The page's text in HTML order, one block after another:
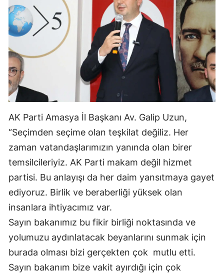
AK Parti Amasya İl Başkanı Av. Galip Uzun,
“Seçimden seçime olan teşkilat değiliz. Her
zaman vatandaşlarımızın yanında olan birer
temsilcileriyiz. AK Parti makam değil hizmet
partisi. Bu anlayışı da her daim yansıtmaya gayet
ediyoruz. Birlik ve beraberliği yüksek olan
insanlara ihtiyacımız var.
Sayın bakanımız bu fikir birliği noktasında ve
yolumuzu aydınlatacak beyanlarını sunmak için
burada olması bizi gerçekten çok mutlu etti.
Sayın bakanım bize vakit ayırdığı için çok